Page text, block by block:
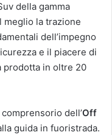
della gamma
meglio la trazione
dell’impegno
e il piacere di
prodotta in oltre 20
dell’Off
guida in fuoristrada.